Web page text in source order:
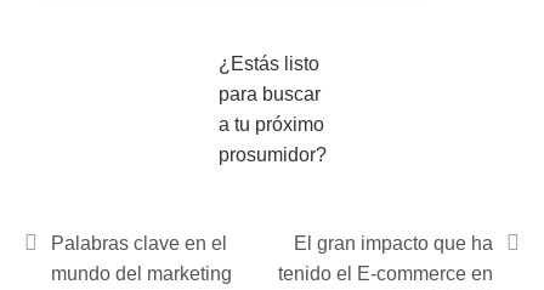
¿Estás listo
para buscar
a tu próximo
prosumidor?
Palabras clave en el
mundo del marketing
El gran impacto que ha
tenido el E-commerce en